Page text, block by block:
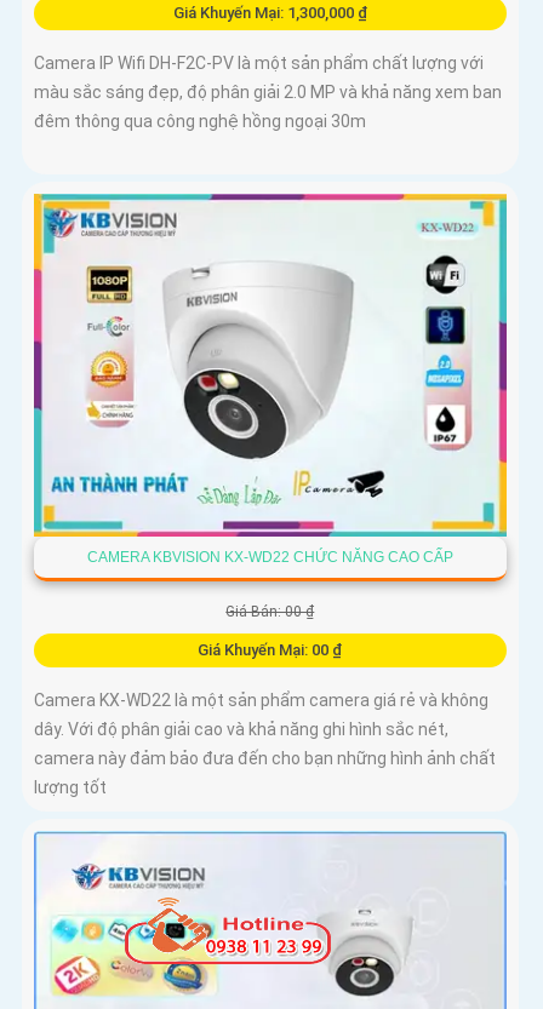
Giá Khuyến Mại: 1,300,000 ₫
Camera IP Wifi DH-F2C-PV là một sản phẩm chất lượng với
màu sắc sáng đẹp, độ phân giải 2.0 MP và khả năng xem ban
đêm thông qua công nghệ hồng ngoại 30m
CAMERA KBVISION KX-WD22 CHỨC NĂNG CAO CẤP
Giá Bán: 00 ₫
Giá Khuyến Mại: 00 ₫
Camera KX-WD22 là một sản phẩm camera giá rẻ và không
dây. Với độ phân giải cao và khả năng ghi hình sắc nét,
camera này đảm bảo đưa đến cho bạn những hình ảnh chất
lượng tốt